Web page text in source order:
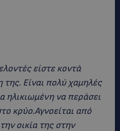
είστε κοντά
Είναι πολύ χαμηλές
ηλικιωμένη να περάσει
κρύο.Αγνοείται από
οικία της στην